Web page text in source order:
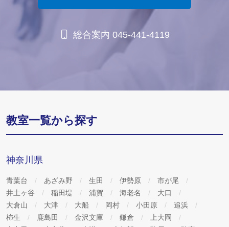
総合案内 045-441-4119
教室一覧から探す
神奈川県
青葉台 あざみ野 生田 伊勢原
市が尾
井土ヶ谷
稲田堤 浦賀 海老名
大口
大倉山
大津 大船 岡村 小田原
追浜
柿生
鹿島田 金沢文庫 鎌倉
上大岡